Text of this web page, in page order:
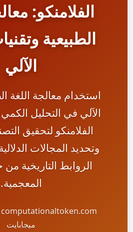
الفلامنكو:
الطبيعية
الآلي
استخدام معالجة اللغة
الآلي في التحليل
الفلامنكو لتحقيق
وتحديد المجالات
الروابط التاريخية من
المعجمية.
ميجابايت